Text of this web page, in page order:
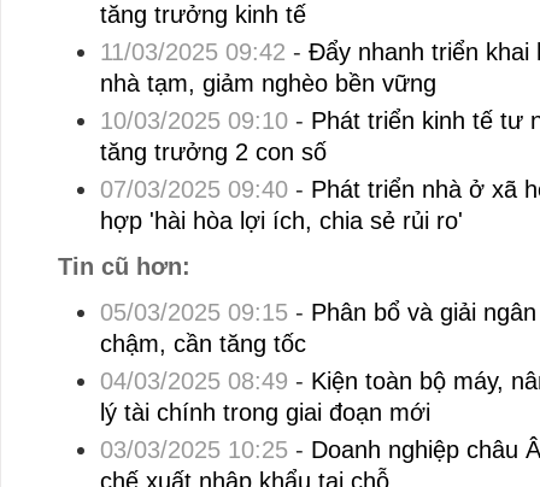
tăng trưởng kinh tế
11/03/2025 09:42 - Đẩy nhanh triển
nhà tạm, giảm nghèo bền vững
10/03/2025 09:10- Phát triển kinh tế tư
tăng trưởng 2 con số
07/03/2025 09:40- Phát triển nhà ở xã
hợp 'hài hòa lợi ích, chia sẻ rủi ro'
Tin cũ hơn:
05/03/2025 09:15- Phân bổ và giải
chậm, cần tăng tốc
04/03/2025 08:49 - Kiện toàn bộ máy,
lý tài chính trong giai đoạn mới
03/03/2025 10:25- Doanh nghiệp châu
chế xuất nhập khẩu tại chỗ